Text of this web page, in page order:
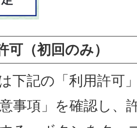
可（初回のみ）
下記の「利用許可
事項」を確認し、